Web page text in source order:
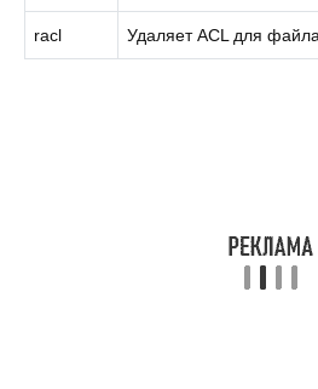
racl Удаляет ACL для файла